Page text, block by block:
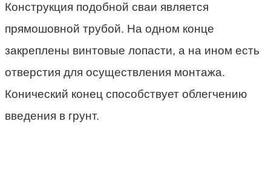
Конструкция подобной сваи является
прямошовной трубой. На одном конце
закреплены винтовые лопасти, а на ином есть
отверстия для осуществления монтажа.
Конический конец способствует облегчению
введения в грунт.